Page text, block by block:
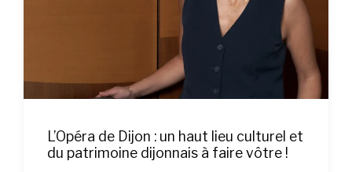
L’Opéra de Dijon : un haut lieu culturel et
du patrimoine dijonnais à faire vôtre !